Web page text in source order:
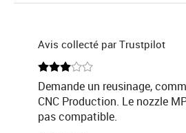
Avis collecté par Trustpilot
Demande un reusinage,
CNC Production. Le nozzle
pas compatible.